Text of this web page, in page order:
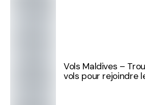
Vols Maldives –
vols pour rejoindre